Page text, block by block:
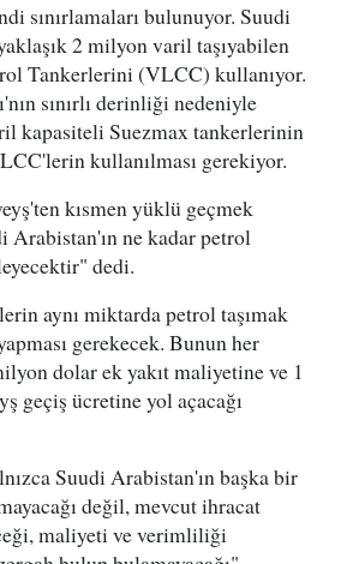
sınırlamaları bulunuyor. Suudi
2 milyon varil taşıyabilen
Tankerlerini (VLCC) kullanıyor.
sınırlı derinliği nedeniyle
kapasiteli Suezmax tankerlerinin
kullanılması gerekiyor.
kısmen yüklü geçmek
Arabistan'ın ne kadar petrol
dedi.
aynı miktarda petrol taşımak
gerekecek. Bunun her
dolar ek yakıt maliyetine ve 1
geçiş ücretine yol açacağı
Suudi Arabistan'ın başka bir
değil, mevcut ihracat
maliyeti ve verimliliği